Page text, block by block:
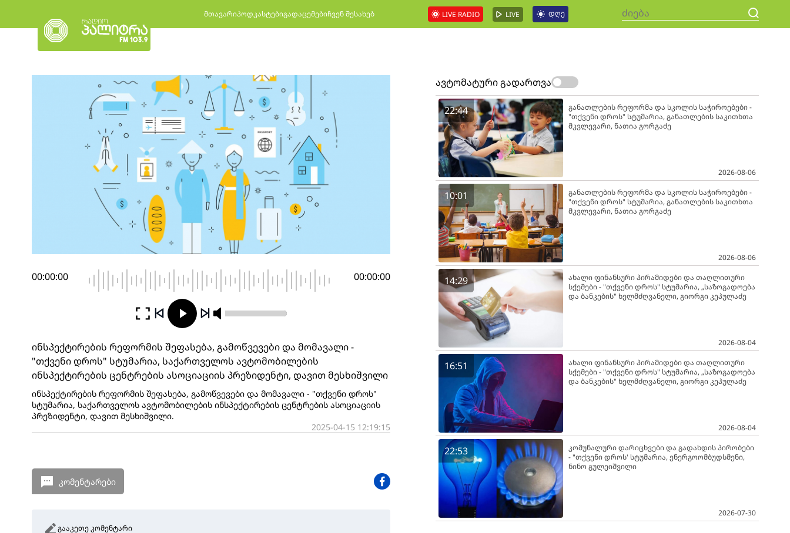
მთავარიპოდკასტებიგადაცემებიჩვენ შესახებ LIVE RADIO LIVE დღე
00:00:00 00:00:00
ინსპექტირების რეფორმის შეფასება, გამოწვევები და მომავალი -
"თქვენი დროს" სტუმარია, საქართველოს ავტომობილების
ინსპექტირების ცენტრების ასოციაციის პრეზიდენტი, დავით მესხიშვილი
ინსპექტირების რეფორმის შეფასება, გამოწვევები და მომავალი - "თქვენი დროს"
სტუმარია, საქართველოს ავტომობილების ინსპექტირების ცენტრების ასოციაციის
პრეზიდენტი, დავით მესხიშვილი.
2025-04-15 12:19:15
კომენტარები
გააკეთე კომენტარი
ავტომატური გადართვა
22:44
განათლების რეფორმა და სკოლის საჭიროებები -
"თქვენი დროს" სტუმარია, განათლების საკითხთა
მკვლევარი, ნათია გორგაძე
2026-08-06
10:01
განათლების რეფორმა და სკოლის საჭიროებები -
"თქვენი დროს" სტუმარია, განათლების საკითხთა
მკვლევარი, ნათია გორგაძე
2026-08-06
14:29
ახალი ფინანსური პირამიდები და თაღლითური
სქემები - "თქვენი დროს" სტუმარია, „საზოგადოება
და ბანკების" ხელმძღვანელი, გიორგი კეპულაძე
2026-08-04
16:51
ახალი ფინანსური პირამიდები და თაღლითური
სქემები - "თქვენი დროს" სტუმარია, „საზოგადოება
და ბანკების" ხელმძღვანელი, გიორგი კეპულაძე
2026-08-04
22:53
კომუნალური დარიცხვები და გადახდის პირობები
- "თქვენი დროს' სტუმარია, ენერგოომბუდსმენი,
ნინო გულეიშვილი
2026-07-30